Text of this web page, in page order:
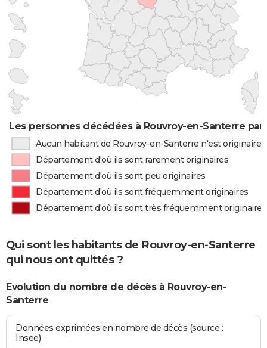
Les personnes décédées à Rouvroy-en-Santerre
Aucun habitant de Rouvroy-en-Santerre n'est originaire
Département d'où ils sont rarement originaires
Département d'où ils sont peu originaires
Département d'où ils sont fréquemment originaires
Département d'où ils sont très fréquemment originaires
Qui sont les habitants de Rouvroy-en-Santerre
qui nous ont quittés ?
Evolution du nombre de décès à Rouvroy-en-
Santerre
Données exprimées en nombre de décès (source :
Insee)